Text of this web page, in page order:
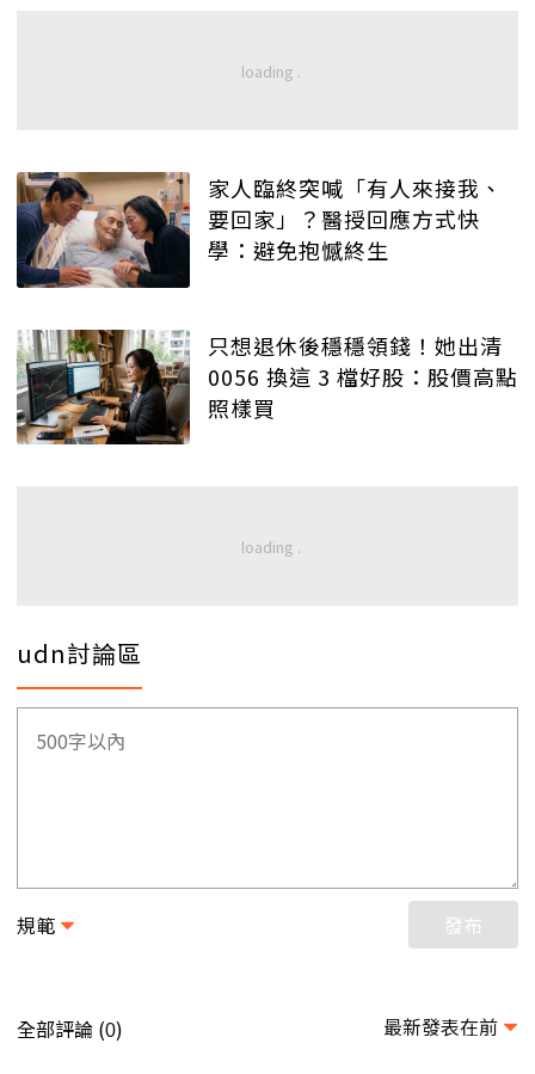
家人臨終突喊「有人來接我、
要回家」？醫授回應方式快
學：避免抱憾終生
只想退休後穩穩領錢！她出清
0056 換這 3 檔好股：股價高點
照樣買
udn討論區
規範 發布
全部評論 (0) 最新發表在前